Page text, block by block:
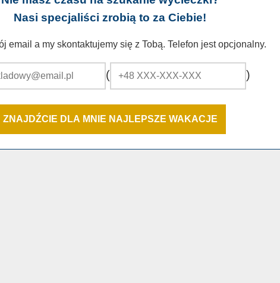
Nasi specjaliści zrobią to za Ciebie!
email a my skontaktujemy się z Tobą. Telefon jest opcjonalny.
( )
ZNAJDŹCIE DLA MNIE NAJLEPSZE WAKACJE